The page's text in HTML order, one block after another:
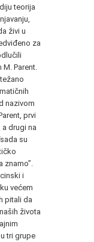
teorija
živi u
za
Parent.
nazivom
prvi
drugi na
su
i
većem
pitali da
života
tri grupe